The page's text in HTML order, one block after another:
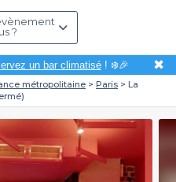
?
un bar climatisé! ❄️🎉 ✖
métropolitaine Paris
La